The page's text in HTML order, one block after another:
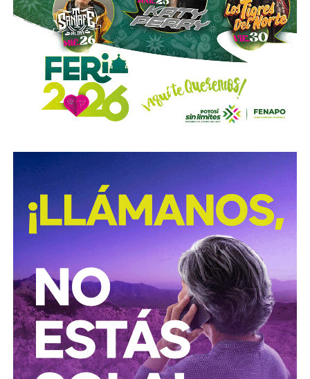
de los tormentos.
Sigue existiendo tardanza por parte de estas mismas
autoridades pararepintar o rescatar las señales que
no solo ahí, sino en toda la ciudad, están mal pintadas,
opacas, mal colocadas o tapadas por árboles
compartieron videos, que criticaron al
conductores hacia peatones
(como si eso no fuera pan
de cada día), ¿por qué no acompañaron sus post con un
“circule con cuidado”, “cumpla con lo establecido”,
“respete al peatón”?
A mis colegas de los medios: falta para el 2027, no
empecemos desde ya a
querer caerle mejor al que
todavía no saben si va a seguir en el poder, hagamos
periodismo útil, no crítica en busca de likes.
Conductores:respeten al peatón.Peatones:no usen el
móvil mientras cruzan las calles, ni intenten ganarle al
semáforo.Ciclistas:
hay solo 3 ciclovías, pero usémoslas
correctamente.